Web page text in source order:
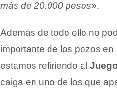
más de 20.000 pesos».
Además de todo ello no
importante de los pozos
estamos refiriendo al
caiga en uno de los que